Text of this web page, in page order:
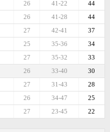
44
41-22
26
44
41-28
26
37
42-41
27
34
35-36
25
33
35-32
27
30
33-40
26
28
31-43
27
25
34-47
26
22
23-45
27